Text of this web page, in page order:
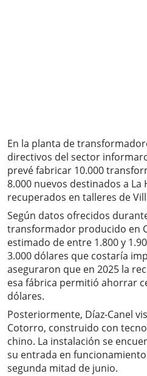
En la planta de
directivos del sector
prevé fabricar 10.000
8.000 nuevos destinados a La
recuperados en talleres de
Según datos ofrecidos
transformador producido en
estimado de entre 1.800 y
3.000 dólares que costaría
aseguraron que en 2025 la
esa fábrica permitió ahorrar
dólares.
Posteriormente, Díaz-Canel
Cotorro, construido con
chino. La instalación se
su entrada en
segunda mitad de junio.